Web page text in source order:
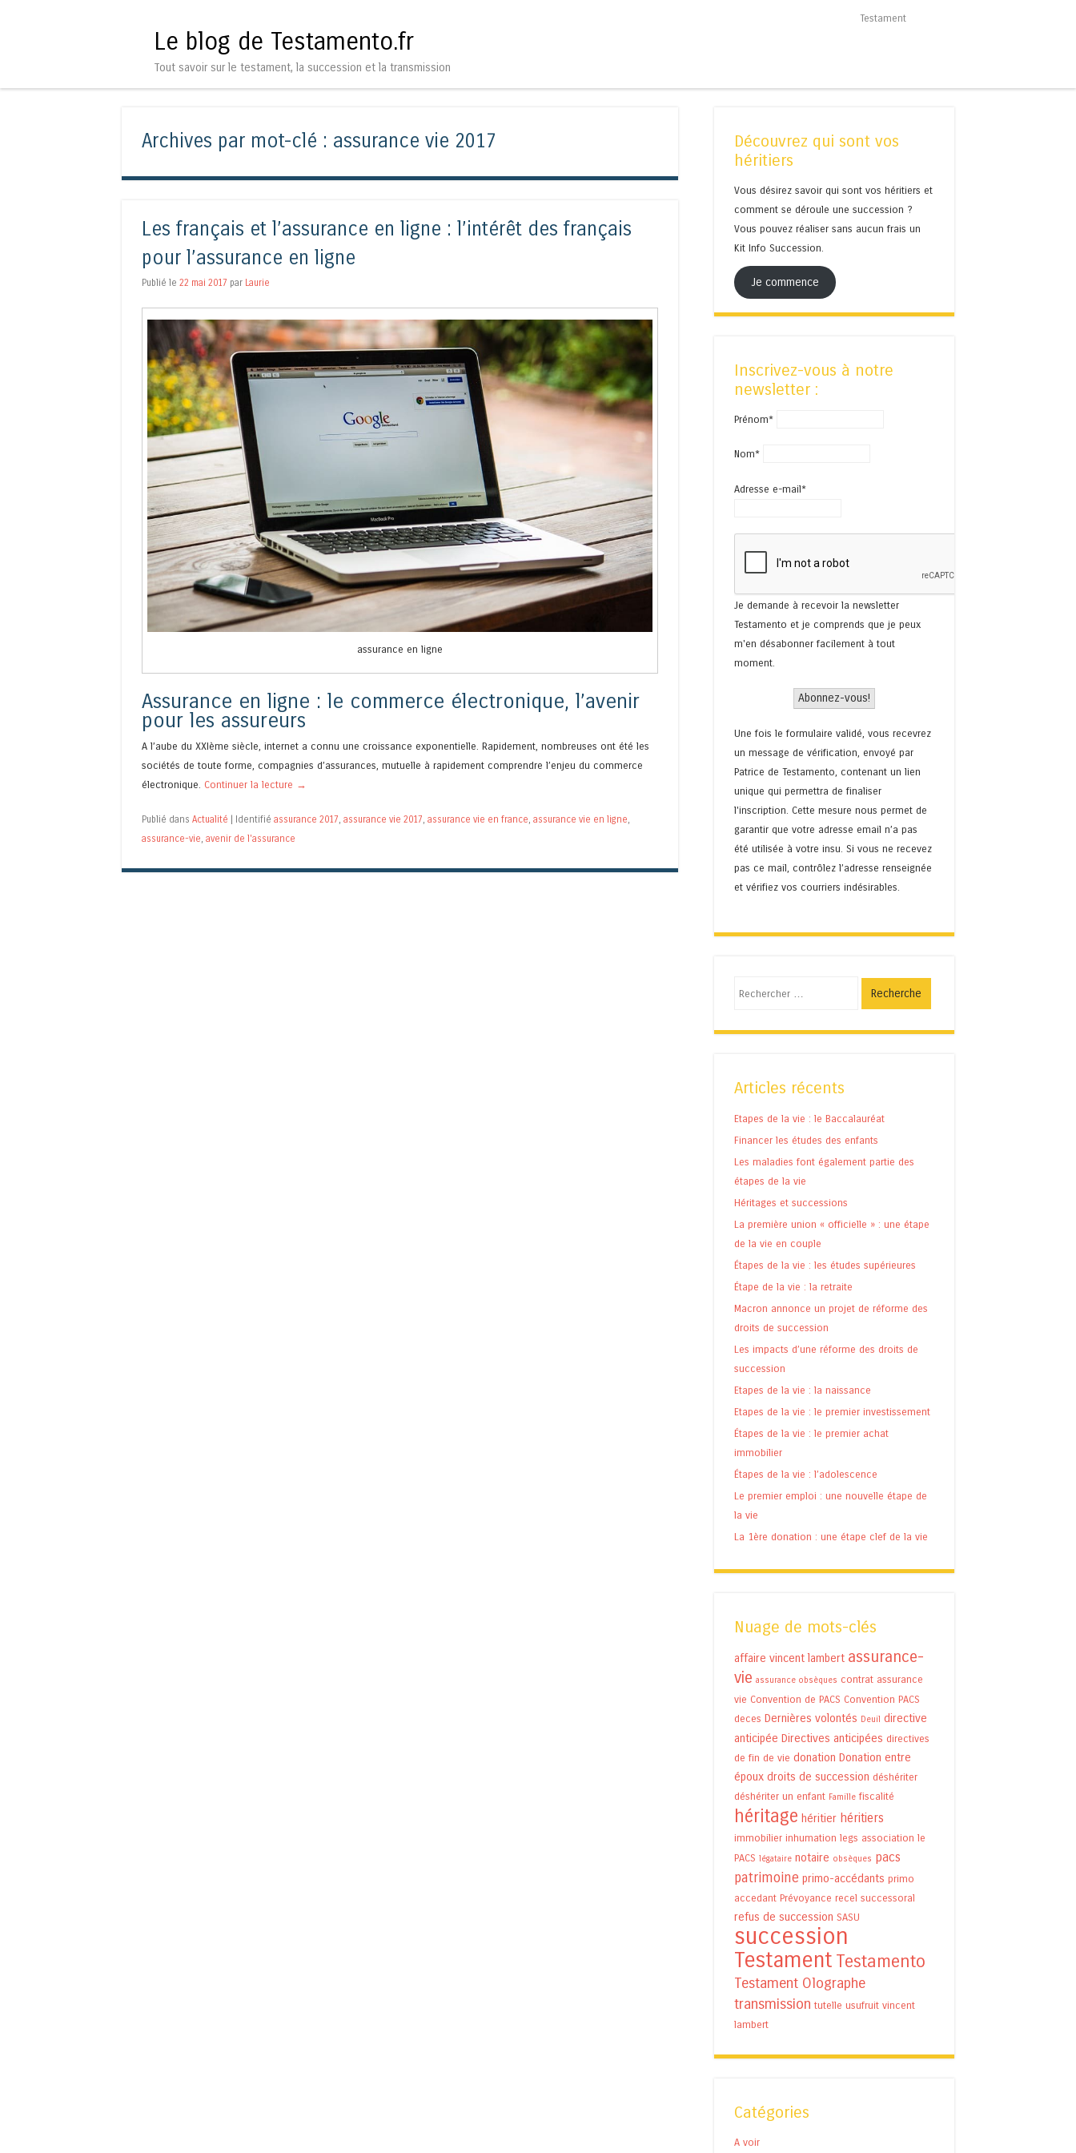
Le blog de Testamento.fr
Tout savoir sur le testament, la succession et la transmission
Testament
Archives par mot-clé : assurance vie 2017
Les français et l’assurance en ligne : l’intérêt des français
pour l’assurance en ligne
Publié le 22 mai 2017 par Laurie
assurance en ligne
Assurance en ligne : le commerce électronique, l’avenir
pour les assureurs
A l’aube du XXIème siècle, internet a connu une croissance exponentielle. Rapidement, nombreuses ont été les
sociétés de toute forme, compagnies d’assurances, mutuelle à rapidement comprendre l’enjeu du commerce
électronique. Continuer la lecture →
Publié dans Actualité | Identifié assurance 2017, assurance vie 2017, assurance vie en france, assurance vie en ligne,
assurance-vie, avenir de l'assurance
Découvrez qui sont vos
héritiers
Vous désirez savoir qui sont vos héritiers et
comment se déroule une succession ?
Vous pouvez réaliser sans aucun frais un
Kit Info Succession.
Je commence
Inscrivez-vous à notre
newsletter :
Prénom*
Nom*
Adresse e-mail*
Je demande à recevoir la newsletter
Testamento et je comprends que je peux
m'en désabonner facilement à tout
moment.
Une fois le formulaire validé, vous recevrez
un message de vérification, envoyé par
Patrice de Testamento, contenant un lien
unique qui permettra de finaliser
l'inscription. Cette mesure nous permet de
garantir que votre adresse email n’a pas
été utilisée à votre insu. Si vous ne recevez
pas ce mail, contrôlez l’adresse renseignée
et vérifiez vos courriers indésirables.
Articles récents
Etapes de la vie : le Baccalauréat
Financer les études des enfants
Les maladies font également partie des
étapes de la vie
Héritages et successions
La première union « officielle » : une étape
de la vie en couple
Étapes de la vie : les études supérieures
Étape de la vie : la retraite
Macron annonce un projet de réforme des
droits de succession
Les impacts d’une réforme des droits de
succession
Etapes de la vie : la naissance
Etapes de la vie : le premier investissement
Étapes de la vie : le premier achat
immobilier
Étapes de la vie : l’adolescence
Le premier emploi : une nouvelle étape de
la vie
La 1ère donation : une étape clef de la vie
Nuage de mots-clés
affaire vincent lambert assurance-
vie assurance obsèques contrat assurance
vie Convention de PACS Convention PACS
deces Dernières volontés Deuil directive
anticipée Directives anticipées directives
de fin de vie donation Donation entre
époux droits de succession déshériter
déshériter un enfant Famille fiscalité
héritage héritier héritiers
immobilier inhumation legs association le
PACS légataire notaire obsèques pacs
patrimoine primo-accédants primo
accedant Prévoyance recel successoral
refus de succession SASU
succession
Testament Testamento
Testament Olographe
transmission tutelle usufruit vincent
lambert
Catégories
A voir